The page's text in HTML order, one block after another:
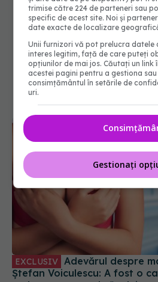
EXCLUSIV
Ștefan Voiculescu: A fost o
vede ca examenul sânului
13 noi 2024, 16:02
trimise către 224 de parteneri sau
specific de acest site. Noi și
date exacte de localizare
Unii furnizori vă pot prelucra datele
interes legitim, față de care puteți
opțiunilor de mai jos. Căutați un link
acestei pagini pentru a gestiona
consimțământul în setările de
uri.
Gestionați